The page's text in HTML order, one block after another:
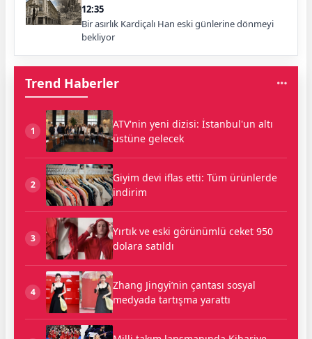
12:35
Bir asırlık Kardiçalı Han eski günlerine dönmeyi
bekliyor
Trend Haberler
1
ATV'nin yeni dizisi: İstanbul'un altı
üstüne gelecek
2
Giyim devi iflas etti: Tüm ürünlerde
indirim
3
Yırtık ve eski görünümlü ceket 950
dolara satıldı
4
Zhang Jingyi’nin çantası sosyal
medyada tartışma yarattı